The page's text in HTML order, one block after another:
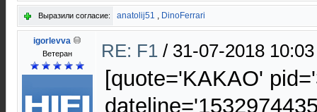
Выразили согласие: anatolij51 , DinoFerrari
igorlevva
Ветеран RE: F1 / 31-07-2018 10:03
[quote='KAKAO'